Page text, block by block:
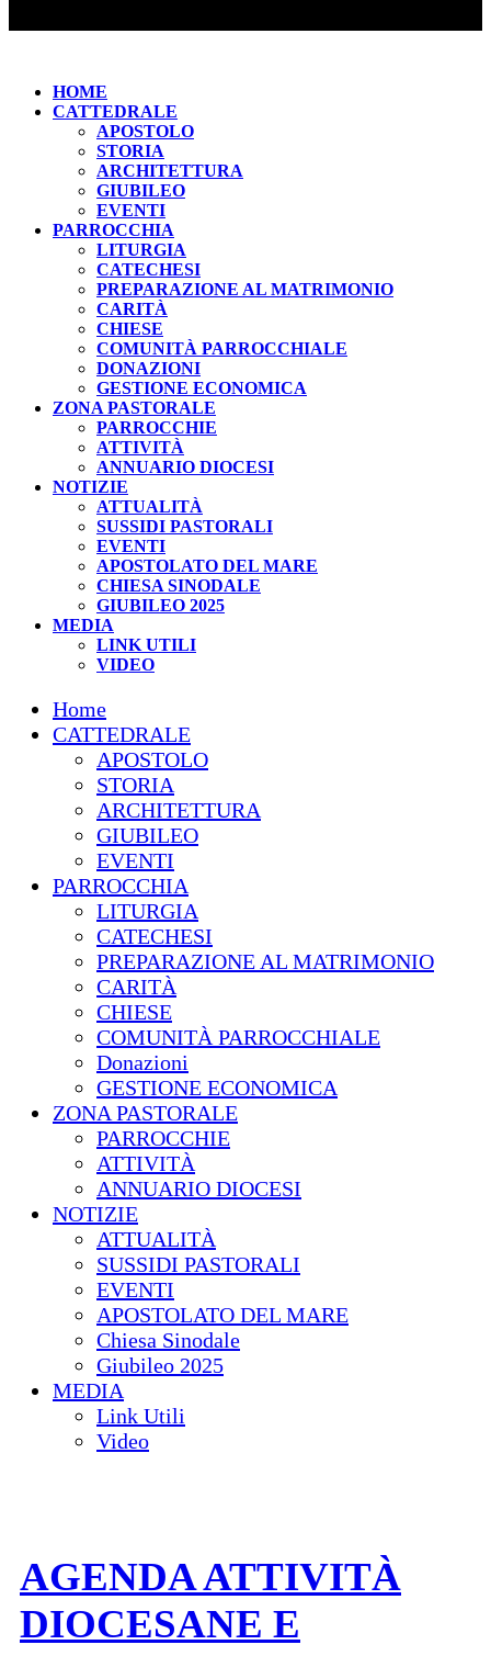
HOME
CATTEDRALE
APOSTOLO
STORIA
ARCHITETTURA
GIUBILEO
EVENTI
PARROCCHIA
LITURGIA
CATECHESI
PREPARAZIONE AL MATRIMONIO
CARITÀ
CHIESE
COMUNITÀ PARROCCHIALE
DONAZIONI
GESTIONE ECONOMICA
ZONA PASTORALE
PARROCCHIE
ATTIVITÀ
ANNUARIO DIOCESI
NOTIZIE
ATTUALITÀ
SUSSIDI PASTORALI
EVENTI
APOSTOLATO DEL MARE
CHIESA SINODALE
GIUBILEO 2025
MEDIA
LINK UTILI
VIDEO
Home
CATTEDRALE
APOSTOLO
STORIA
ARCHITETTURA
GIUBILEO
EVENTI
PARROCCHIA
LITURGIA
CATECHESI
PREPARAZIONE AL MATRIMONIO
CARITÀ
CHIESE
COMUNITÀ PARROCCHIALE
Donazioni
GESTIONE ECONOMICA
ZONA PASTORALE
PARROCCHIE
ATTIVITÀ
ANNUARIO DIOCESI
NOTIZIE
ATTUALITÀ
SUSSIDI PASTORALI
EVENTI
APOSTOLATO DEL MARE
Chiesa Sinodale
Giubileo 2025
MEDIA
Link Utili
Video
AGENDA ATTIVITÀ
DIOCESANE E